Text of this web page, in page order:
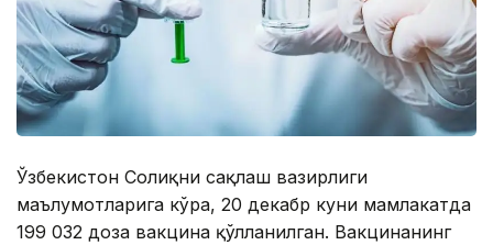
Ўзбекистон Соғлиқни сақлаш вазирлиги
маълумотларига кўра, 20 декабр куни мамлакатда
199 032 доза вакцина қўлланилган. Вакцинанинг